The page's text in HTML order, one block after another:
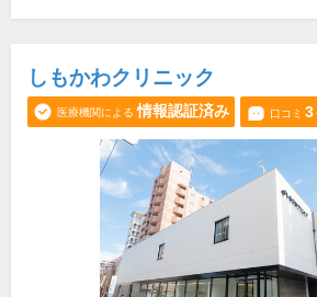
しもかわクリニック
医療機関による 情報認証済み 口コミ 3